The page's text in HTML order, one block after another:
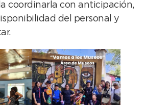
coordinarla con anticipación,
del personal y